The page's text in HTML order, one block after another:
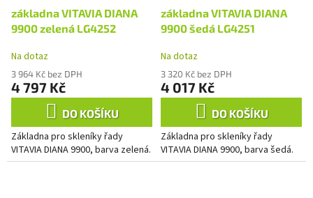
základna VITAVIA DIANA
9900 zelená LG4252
Na dotaz
3 964 Kč bez DPH
4 797 Kč
DO KOŠÍKU
Základna pro skleníky řady
VITAVIA DIANA 9900, barva zelená.
základna VITAVIA DIANA
9900 šedá LG4251
Na dotaz
3 320 Kč bez DPH
4 017 Kč
DO KOŠÍKU
Základna pro skleníky řady
VITAVIA DIANA 9900, barva šedá.